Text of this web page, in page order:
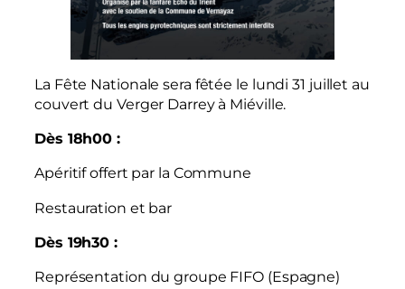
La Fête Nationale sera fêtée le lundi 31 juillet au
couvert du Verger Darrey à Miéville.
Dès 18h00 :
Apéritif offert par la Commune
Restauration et bar
Dès 19h30 :
Représentation du groupe FIFO (Espagne)